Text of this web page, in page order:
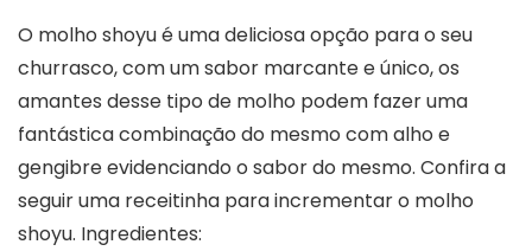
O molho shoyu é uma deliciosa opção para o seu
churrasco, com um sabor marcante e único, os
amantes desse tipo de molho podem fazer uma
fantástica combinação do mesmo com alho e
gengibre evidenciando o sabor do mesmo. Confira a
seguir uma receitinha para incrementar o molho
shoyu. Ingredientes: